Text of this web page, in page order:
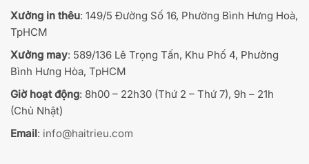
Xưởng in thêu: 149/5 Đường Số 16, Phường Bình Hưng Hoà,
TpHCM
Xưởng may: 589/136 Lê Trọng Tấn, Khu Phố 4, Phường
Bình Hưng Hòa, TpHCM
Giờ hoạt động: 8h00 – 22h30 (Thứ 2 – Thứ 7), 9h – 21h
(Chủ Nhật)
Email: info@haitrieu.com